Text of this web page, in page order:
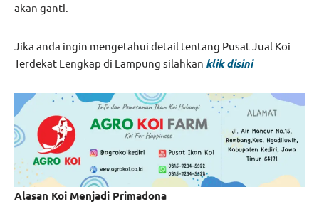
akan ganti.
Jika anda ingin mengetahui detail tentang Pusat Jual Koi
Terdekat Lengkap di Lampung silahkan klik disini
Alasan Koi Menjadi Primadona